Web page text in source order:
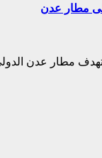
مطار عدن
استهدف مطار عدن